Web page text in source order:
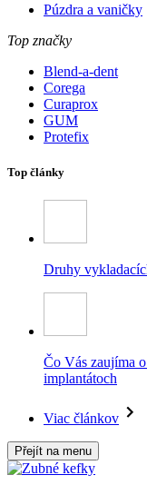
Púzdra a vaničky
Top značky
Blend-a-dent
Corega
Curaprox
GUM
Protefix
Top články
Druhy
Čo Vás zaujíma
implantátoch
Viac článkov
Přejít na menu